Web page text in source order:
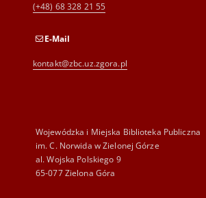
(+48) 68 328 21 55
E-Mail
kontakt@zbc.uz.zgora.pl
Wojewódzka i Miejska Biblioteka Publiczna
im. C. Norwida w Zielonej Górze
al. Wojska Polskiego 9
65-077 Zielona Góra